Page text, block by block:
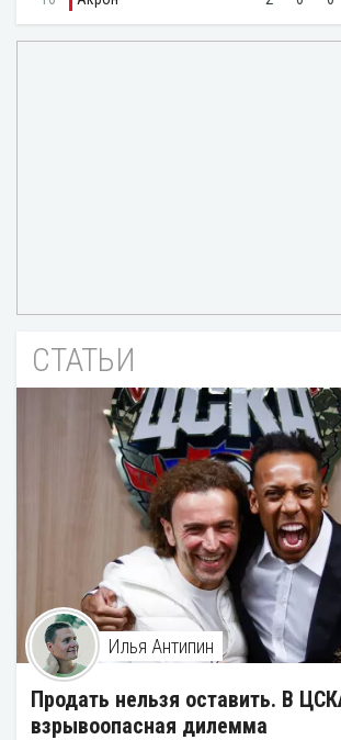
СТАТЬИ
Илья Антипин
Продать нельзя оставить. В
взрывоопасная дилемма